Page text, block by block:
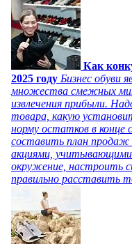
Как
2025 году Бизнес обуви
множества смежных
извлечения прибыли.
товара, какую
норму остатков в конце
составить план продаж
акциями, учитывающими
окружение, настроить
правильно расставить